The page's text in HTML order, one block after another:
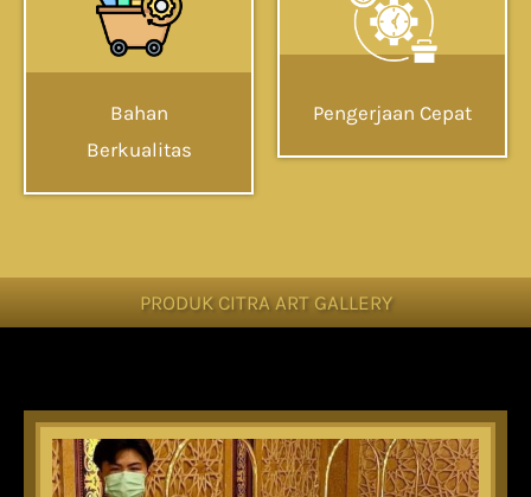
Bahan
Berkualitas
Pengerjaan Cepat
PRODUK CITRA ART GALLERY